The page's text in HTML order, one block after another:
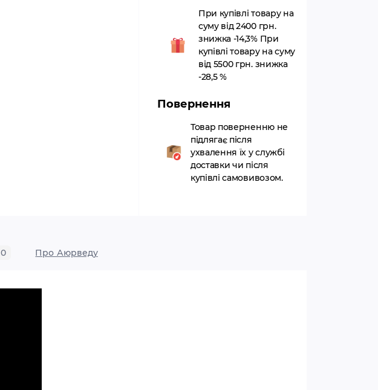
При купівлі товару на
суму від 2400 грн.
знижка -14,3% При
купівлі товару на суму
від 5500 грн. знижка
-28,5 %
Повернення
Товар поверненню не
підлягає після
ухвалення їх у службі
доставки чи після
купівлі самовивозом.
0 Про Аюрведу